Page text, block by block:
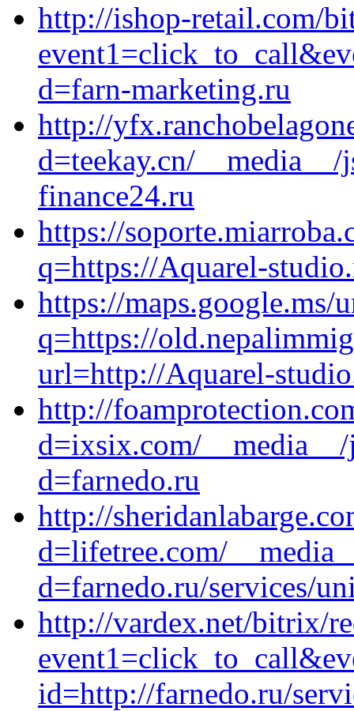
http://ishop-retail.com/
d=farn-marketing.ru
http://
d=teekay.cn/
finance24.ru
https://
q=https://Aquarel-
https://maps.google.ms/
q=https://
url=http://Aquarel-
http://
d=ixsix.com/
d=farnedo.ru
http://
d=lifetree.com/
d=farnedo.ru/services/
http://vardex.net/bitrix/
id=http://farnedo.ru/